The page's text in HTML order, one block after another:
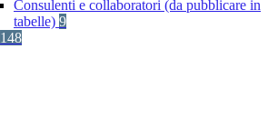
Consulenti e collaboratori (da pubblicare in
tabelle) 9
148